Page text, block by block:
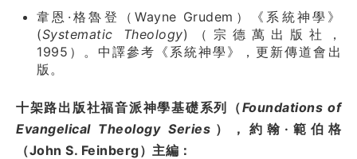
韋恩·格魯登（Wayne Grudem）《系統神學》
(Systematic Theology)（宗德萬出版社，
1995）。中譯參考《系統神學》，更新傳道會出
版。
十架路出版社福音派神學基礎系列（Foundations of
Evangelical Theology Series ），約翰·範伯格
（John S. Feinberg）主編：